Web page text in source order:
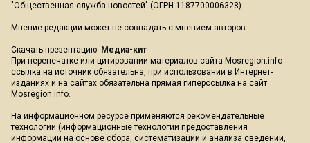
"Общественная служба новостей" (ОГРН 1187700006328).
Мнение редакции может не совпадать с мнением авторов.
Скачать презентацию: Медиа-кит
При перепечатке или цитировании материалов сайта Mosregion.info
ссылка на источник обязательна, при использовании в Интернет-
изданиях и на сайтах обязательна прямая гиперссылка на сайт
Mosregion.info.
На информационном ресурсе применяются рекомендательные
технологии (информационные технологии предоставления
информации на основе сбора, систематизации и анализа сведений,